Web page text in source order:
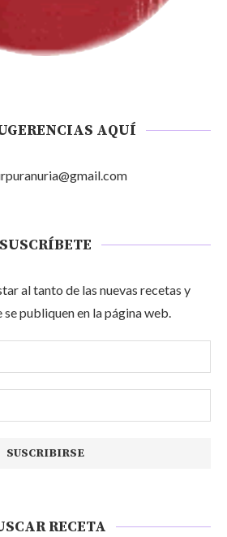
AQUÍ
SUSCRÍBETE
al tanto de las nuevas recetas y
se publiquen en la página web.
RECETA